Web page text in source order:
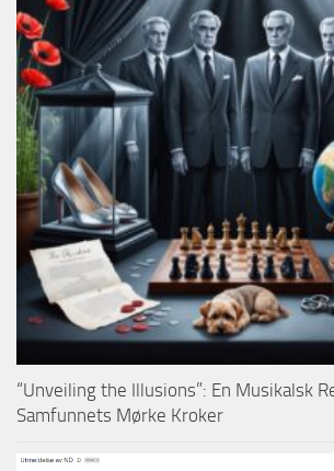
“Unveiling the Illusions”: En Musikalsk
Samfunnets Mørke Kroker